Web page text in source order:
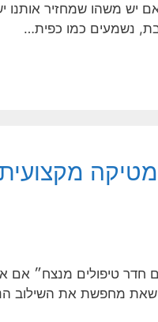
יש משהו שמחזיר אותנו
נשמעים כמו כפית…
חדר טיפולים מנצח״ אם
שאת מחפשת את השילוב